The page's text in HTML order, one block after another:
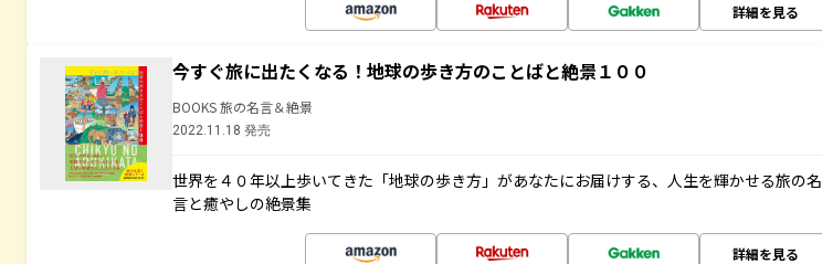
詳細を見る
今すぐ旅に出たくなる！地球の歩き方のことばと絶景１００
BOOKS 旅の名言＆絶景
2022.11.18 発売
世界を４０年以上歩いてきた「地球の歩き方」があなたにお届けする、人生を輝かせる旅の名
言と癒やしの絶景集
詳細を見る